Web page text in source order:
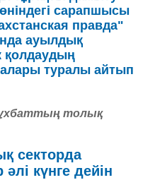
сарапшысы
правда"
ауылдық
қолдаудың
туралы айтып
толық
секторда
күнге дейін